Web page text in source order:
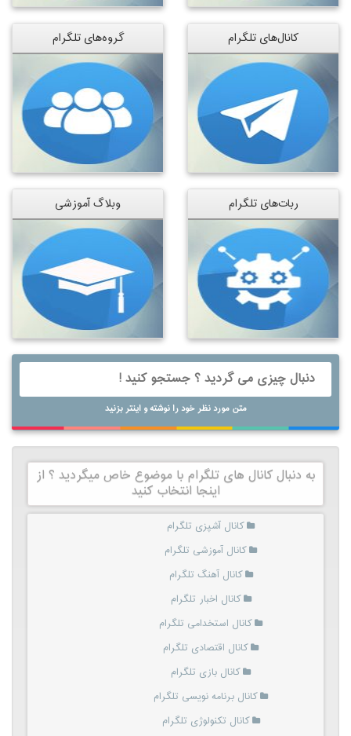
کانال‌های تلگرام گروه‌های تلگرام
ربات‌های تلگرام وبلاگ آموزشی
متن مورد نظر خود را نوشته و اینتر بزنید
به دنبال کانال های تلگرام با موضوع خاص میگردید ؟ از
اینجا انتخاب کنید
کانال آشپزی تلگرام
کانال آموزشی تلگرام
کانال آهنگ تلگرام
کانال اخبار تلگرام
کانال استخدامی تلگرام
کانال اقتصادی تلگرام
کانال بازی تلگرام
کانال برنامه نویسی تلگرام
کانال تکنولوژی تلگرام